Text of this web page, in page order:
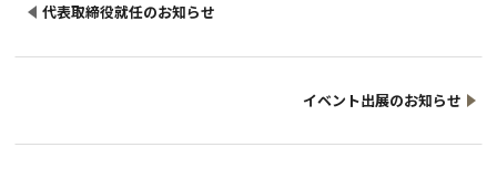
代表取締役就任のお知らせ
イベント出展のお知らせ